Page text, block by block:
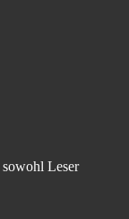
sowohl Leser